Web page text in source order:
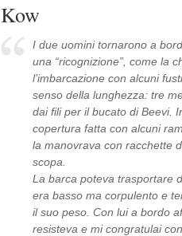
Kow
I due uomini tornarono a
una “ricognizione”, come la
l’imbarcazione con alcuni
senso della lunghezza: tre
dai fili per il bucato di Beevi.
copertura fatta con alcuni
la manovrava con racchette
scopa.
La barca poteva trasportare
era basso ma corpulento e
il suo peso. Con lui a bordo
resisteva e mi congratulai